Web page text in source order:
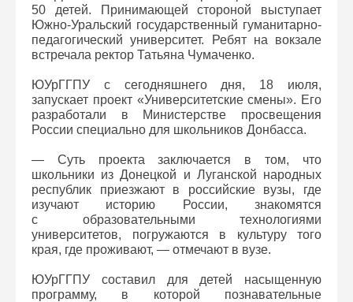
50 детей. Принимающей стороной выступает
Южно-Уральский государственный гуманитарно-
педагогический университет. Ребят на вокзале
встречала ректор Татьяна Чумаченко.
ЮУрГГПУ с сегодняшнего дня, 18 июля,
запускает проект «Университетские смены». Его
разработали в Министерстве просвещения
России специально для школьников Донбасса.
— Суть проекта заключается в том, что
школьники из Донецкой и Луганской народных
республик приезжают в российские вузы, где
изучают историю России, знакомятся
с образовательными технологиями
университетов, погружаются в культуру того
края, где проживают, — отмечают в вузе.
ЮУрГГПУ составил для детей насыщенную
программу, в которой познавательные